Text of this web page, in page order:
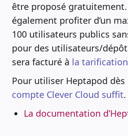
être proposé gratuitement.
également profiter d’un
100 utilisateurs publics
pour des utilisateurs/
sera facturé à la
Pour utiliser Heptapod
compte Clever Cloud suffit.
La documentation